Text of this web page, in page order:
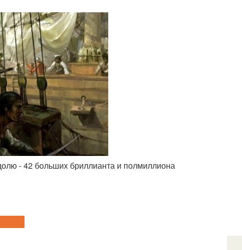
- 42 больших бриллианта и полмиллиона